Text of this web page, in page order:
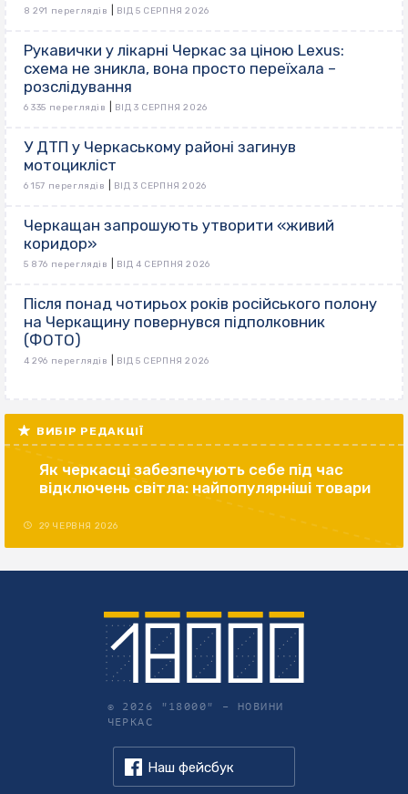
8 291 переглядів ВІД 5 СЕРПНЯ 2026
Рукавички у лікарні Черкас за ціною Lexus:
схема не зникла, вона просто переїхала –
розслідування
6 335 переглядів ВІД 3 СЕРПНЯ 2026
У ДТП у Черкаському районі загинув
мотоцикліст
6 157 переглядів ВІД 3 СЕРПНЯ 2026
Черкащан запрошують утворити «живий
коридор»
5 876 переглядів ВІД 4 СЕРПНЯ 2026
Після понад чотирьох років російського полону
на Черкащину повернувся підполковник
(ФОТО)
4 296 переглядів ВІД 5 СЕРПНЯ 2026
ВИБІР РЕДАКЦІЇ
Як черкасці забезпечують себе під час
відключень світла: найпопулярніші товари
29 ЧЕРВНЯ 2026
© 2026 "18000" – НОВИНИ
ЧЕРКАС
Наш фейсбук